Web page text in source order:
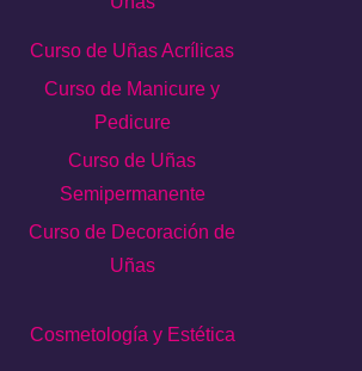
Curso de Uñas Acrílicas
Curso de Manicure y
Pedicure
Curso de Uñas
Semipermanente
Curso de Decoración de
Uñas
Cosmetología y Estética